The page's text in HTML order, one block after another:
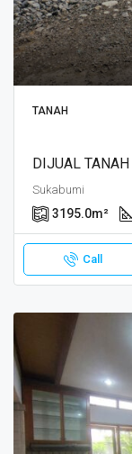
TANAH
Sukabumi
3195.0m²
Call